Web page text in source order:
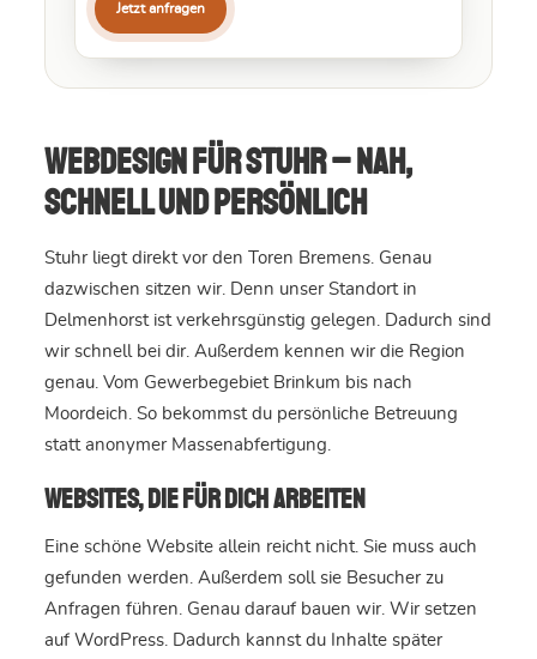
Jetzt anfragen
Webdesign für Stuhr – nah,
schnell und persönlich
Stuhr liegt direkt vor den Toren Bremens. Genau
dazwischen sitzen wir. Denn unser Standort in
Delmenhorst ist verkehrsgünstig gelegen. Dadurch sind
wir schnell bei dir. Außerdem kennen wir die Region
genau. Vom Gewerbegebiet Brinkum bis nach
Moordeich. So bekommst du persönliche Betreuung
statt anonymer Massenabfertigung.
Websites, die für dich arbeiten
Eine schöne Website allein reicht nicht. Sie muss auch
gefunden werden. Außerdem soll sie Besucher zu
Anfragen führen. Genau darauf bauen wir. Wir setzen
auf WordPress. Dadurch kannst du Inhalte später